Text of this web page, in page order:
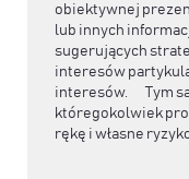
obiektywnej
lub innych
sugerujących
interesów
interesów. Tym
któregokolwiek
rękę i własne